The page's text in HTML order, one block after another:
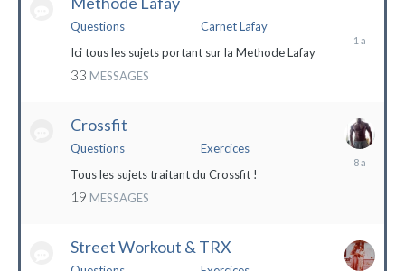
Questions
Carnet Lafay
Ici tous les sujets portant sur la Methode Lafay
33 MESSAGES
2023
Crossfit
Questions
Exercices
Tous les sujets traitant du Crossfit !
19 MESSAGES
27
Street Workout & TRX